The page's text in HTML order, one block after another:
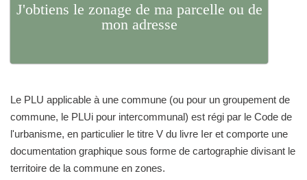
J'obtiens le zonage de ma parcelle ou de
mon adresse
Le PLU applicable à une commune (ou pour un groupement de
commune, le PLUi pour intercommunal) est régi par le Code de
l'urbanisme, en particulier le titre V du livre Ier et comporte une
documentation graphique sous forme de cartographie divisant le
territoire de la commune en zones.